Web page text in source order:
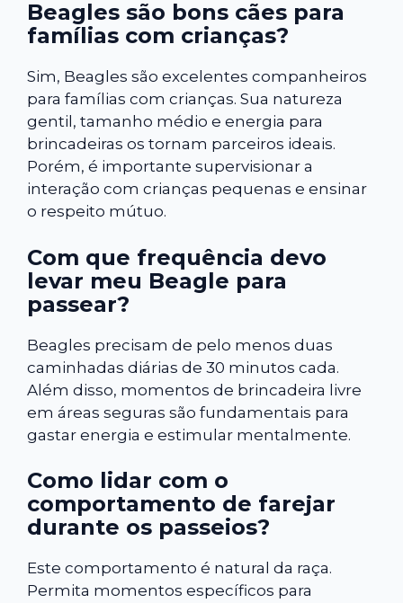
Beagles são bons cães para
famílias com crianças?
Sim, Beagles são excelentes companheiros
para famílias com crianças. Sua natureza
gentil, tamanho médio e energia para
brincadeiras os tornam parceiros ideais.
Porém, é importante supervisionar a
interação com crianças pequenas e ensinar
o respeito mútuo.
Com que frequência devo
levar meu Beagle para
passear?
Beagles precisam de pelo menos duas
caminhadas diárias de 30 minutos cada.
Além disso, momentos de brincadeira livre
em áreas seguras são fundamentais para
gastar energia e estimular mentalmente.
Como lidar com o
comportamento de farejar
durante os passeios?
Este comportamento é natural da raça.
Permita momentos específicos para